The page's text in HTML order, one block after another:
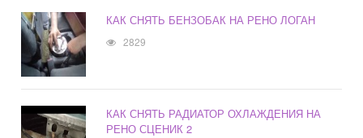
КАК СНЯТЬ БЕНЗОБАК НА РЕНО ЛОГАН
2829
КАК СНЯТЬ РАДИАТОР ОХЛАЖДЕНИЯ НА
РЕНО СЦЕНИК 2